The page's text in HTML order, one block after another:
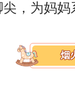
，为妈
烟